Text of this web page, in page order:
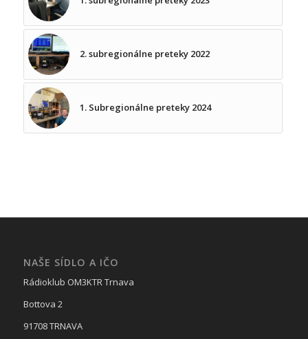
2. subregionálne preteky 2022
1. Subregionálne preteky 2024
NAŠE SÍDLO A IČO
Rádioklub OM3KTR Trnava
Bottova 2
91708 TRNAVA